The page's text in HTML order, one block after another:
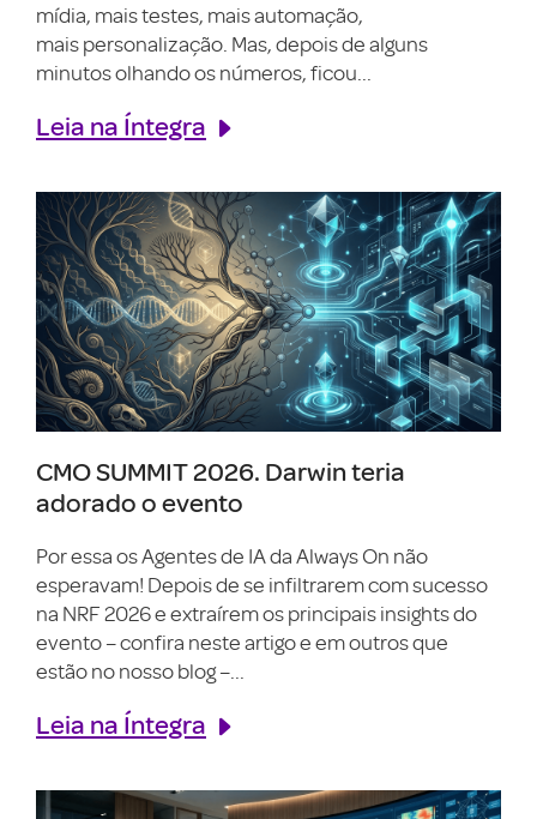
mídia, mais testes, mais automação,
mais personalização. Mas, depois de alguns
minutos olhando os números, ficou...
Leia na Íntegra
CMO SUMMIT 2026. Darwin teria
adorado o evento
Por essa os Agentes de IA da Always On não
esperavam! Depois de se infiltrarem com sucesso
na NRF 2026 e extraírem os principais insights do
evento – confira neste artigo e em outros que
estão no nosso blog –...
Leia na Íntegra